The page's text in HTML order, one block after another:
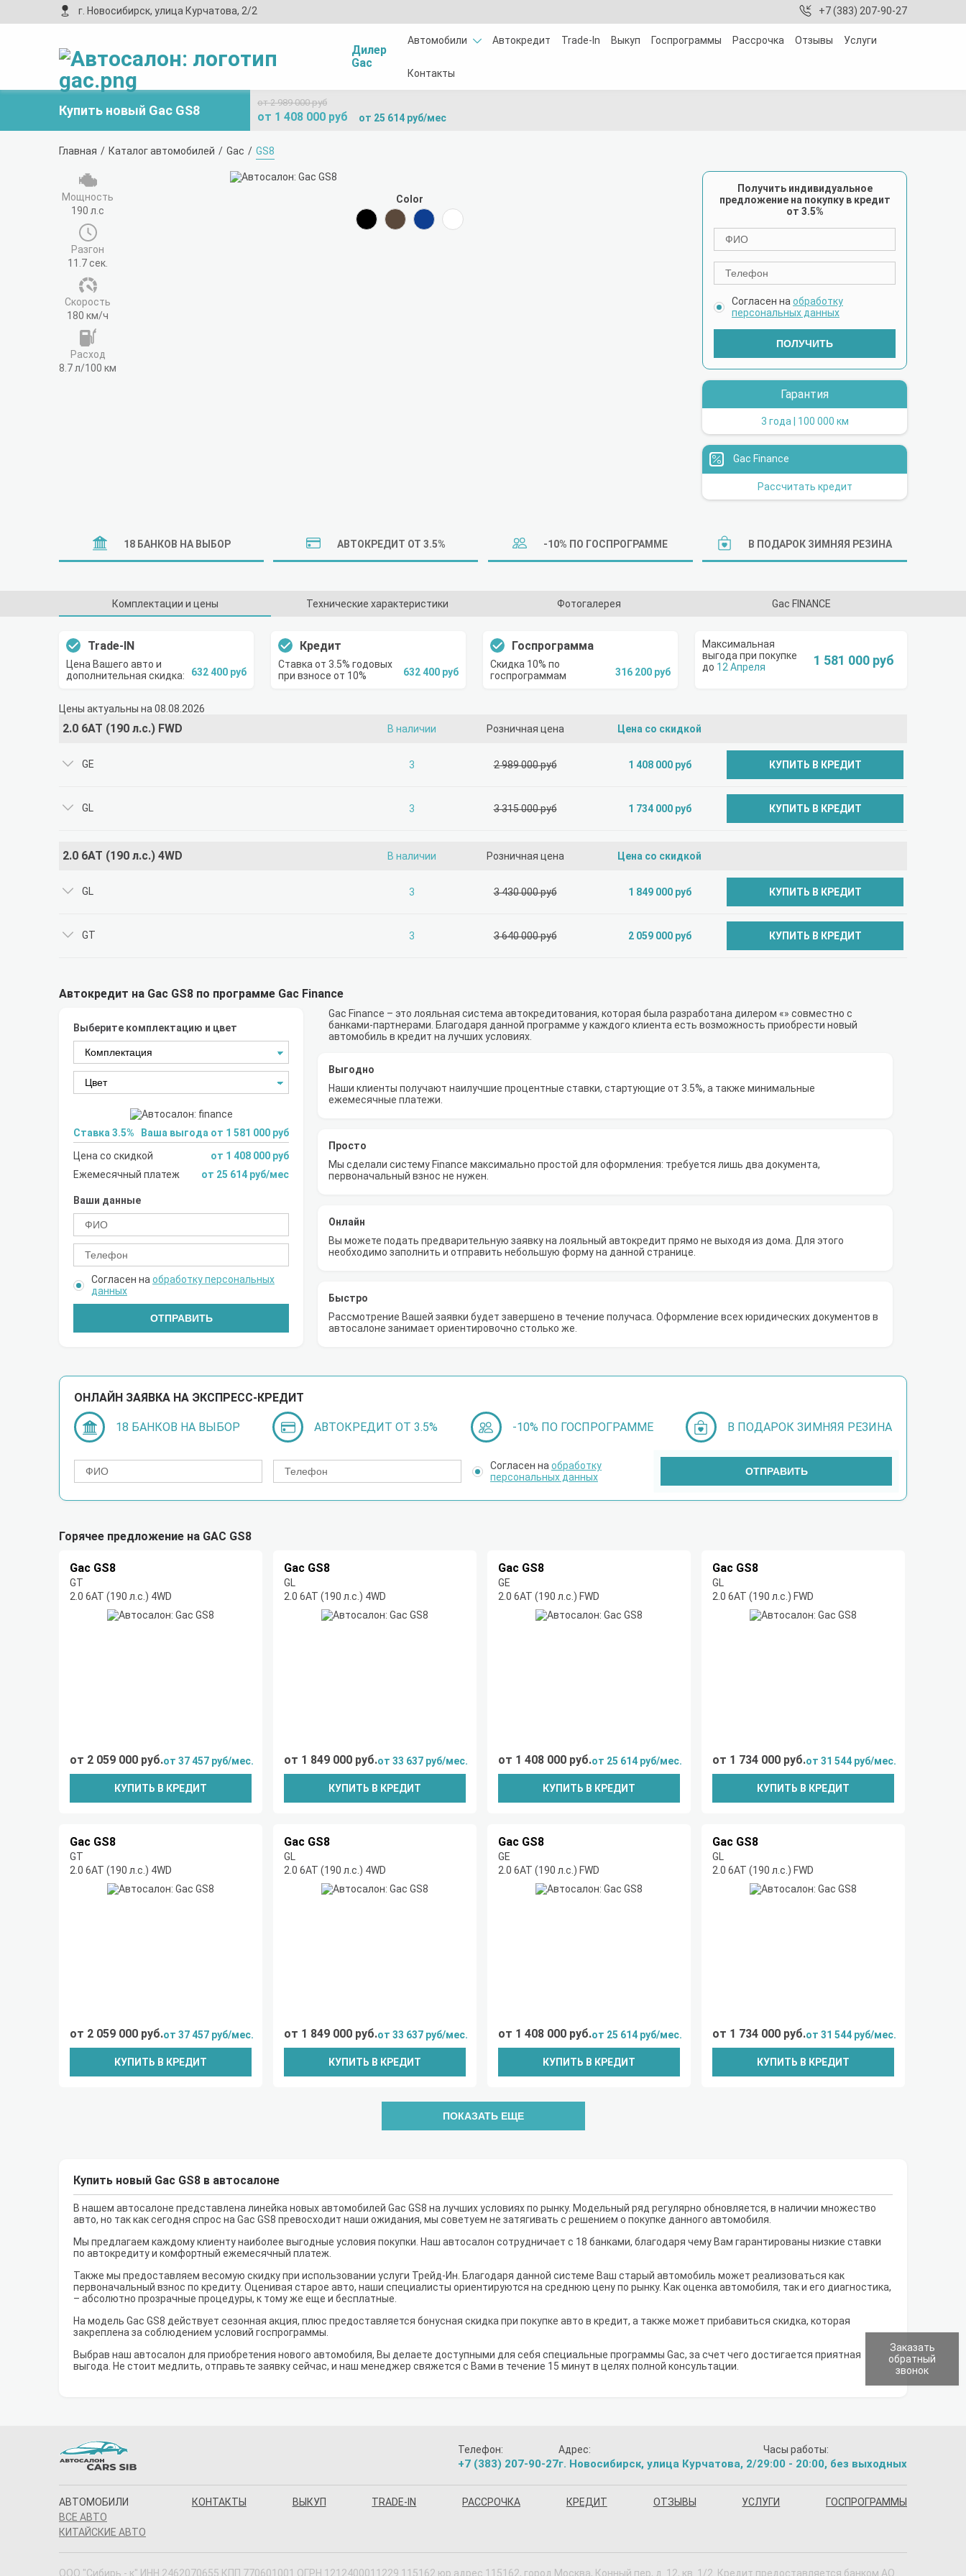
г. Новосибирск, улица Курчатова, 2/2 +7 (383) 207-90-27
Дилер
Gac
Автомобили Автокредит Trade-In Выкуп Госпрограммы Рассрочка Отзывы Услуги
Контакты
Купить новый Gac GS8
от 2 989 000 руб
от 1 408 000 руб от 25 614 руб/мес
Главная Каталог автомобилей Gac GS8
Мощность
190 л.с
Разгон
11.7 сек.
Cкорость
180 км/ч
Расход
8.7 л/100 км
Color
Получить индивидуальное
предложение на покупку в кредит
от 3.5%
Согласен на обработку
персональных данных
ПОЛУЧИТЬ
Гарантия
3 года | 100 000 км
Gac Finance
Рассчитать кредит
18 БАНКОВ НА ВЫБОР АВТОКРЕДИТ ОТ 3.5% -10% ПО ГОСПРОГРАММЕ В ПОДАРОК ЗИМНЯЯ РЕЗИНА
Комплектации и цены Технические характеристики Фотогалерея Gac FINANCE
Trade-IN
Цена Вашего авто и
дополнительная скидка:
632 400 руб
Кредит
Ставка от 3.5% годовых
при взносе от 10%
632 400 руб
Госпрограмма
Скидка 10% по
госпрограммам
316 200 руб 12 Апреля 1 581 000 руб
Цены актуальны на 08.08.2026
2.0 6АТ (190 л.с.) FWD В наличии Розничная цена Цена со скидкой
GE 3 2 989 000 руб 1 408 000 руб КУПИТЬ В КРЕДИТ
GL 3 3 315 000 руб 1 734 000 руб КУПИТЬ В КРЕДИТ
2.0 6АТ (190 л.с.) 4WD В наличии Розничная цена Цена со скидкой
GL 3 3 430 000 руб 1 849 000 руб КУПИТЬ В КРЕДИТ
GT 3 3 640 000 руб 2 059 000 руб КУПИТЬ В КРЕДИТ
Автокредит на Gac GS8 по программе Gac Finance
Выберите комплектацию и цвет
Ставка 3.5%
Ваша выгода от 1 581 000 руб
Цена со скидкой
от 1 408 000 руб
Ежемесячный платеж
от 25 614 руб/мес
Ваши данные
Согласен на обработку персональных
данных
ОТПРАВИТЬ
Gac Finance – это лояльная система автокредитования, которая была разработана дилером «» совместно с
банками-партнерами. Благодаря данной программе у каждого клиента есть возможность приобрести новый
автомобиль в кредит на лучших условиях.
Выгодно
Наши клиенты получают наилучшие процентные ставки, стартующие от 3.5%, а также минимальные
ежемесячные платежи.
Просто
Мы сделали систему Finance максимально простой для оформления: требуется лишь два документа,
первоначальный взнос не нужен.
Онлайн
Вы можете подать предварительную заявку на лояльный автокредит прямо не выходя из дома. Для этого
необходимо заполнить и отправить небольшую форму на данной странице.
Быстро
Рассмотрение Вашей заявки будет завершено в течение получаса. Оформление всех юридических документов в
автосалоне занимает ориентировочно столько же.
ОНЛАЙН ЗАЯВКА НА ЭКСПРЕСС-КРЕДИТ
18 БАНКОВ НА ВЫБОР АВТОКРЕДИТ ОТ 3.5% -10% ПО ГОСПРОГРАММЕ В ПОДАРОК ЗИМНЯЯ РЕЗИНА
Согласен на обработку
персональных данных
ОТПРАВИТЬ
Горячее предложение на GAC GS8
Gac GS8
GT
2.0 6АТ (190 л.с.) 4WD
от 2 059 000 руб.от 37 457 руб/мес.
КУПИТЬ В КРЕДИТ
Gac GS8
GL
2.0 6АТ (190 л.с.) 4WD
от 1 849 000 руб.от 33 637 руб/мес.
КУПИТЬ В КРЕДИТ
Gac GS8
GE
2.0 6АТ (190 л.с.) FWD
от 1 408 000 руб.от 25 614 руб/мес.
КУПИТЬ В КРЕДИТ
Gac GS8
GL
2.0 6АТ (190 л.с.) FWD
от 1 734 000 руб.от 31 544 руб/мес.
КУПИТЬ В КРЕДИТ
Gac GS8
GT
2.0 6АТ (190 л.с.) 4WD
от 2 059 000 руб.от 37 457 руб/мес.
КУПИТЬ В КРЕДИТ
Gac GS8
GL
2.0 6АТ (190 л.с.) 4WD
от 1 849 000 руб.от 33 637 руб/мес.
КУПИТЬ В КРЕДИТ
Gac GS8
GE
2.0 6АТ (190 л.с.) FWD
от 1 408 000 руб.от 25 614 руб/мес.
КУПИТЬ В КРЕДИТ
Gac GS8
GL
2.0 6АТ (190 л.с.) FWD
от 1 734 000 руб.от 31 544 руб/мес.
КУПИТЬ В КРЕДИТ
ПОКАЗАТЬ ЕЩЕ
Купить новый Gac GS8 в автосалоне
В нашем автосалоне представлена линейка новых автомобилей Gac GS8 на лучших условиях по рынку. Модельный ряд регулярно обновляется, в наличии множество
авто, но так как сегодня спрос на Gac GS8 превосходит наши ожидания, мы советуем не затягивать с решением о покупке данного автомобиля.
Мы предлагаем каждому клиенту наиболее выгодные условия покупки. Наш автосалон сотрудничает с 18 банками, благодаря чему Вам гарантированы низкие ставки
по автокредиту и комфортный ежемесячный платеж.
Также мы предоставляем весомую скидку при использовании услуги Трейд-Ин. Благодаря данной системе Ваш старый автомобиль может реализоваться как
первоначальный взнос по кредиту. Оценивая старое авто, наши специалисты ориентируются на среднюю цену по рынку. Как оценка автомобиля, так и его диагностика,
– абсолютно прозрачные процедуры, к тому же еще и бесплатные.
На модель Gac GS8 действует сезонная акция, плюс предоставляется бонусная скидка при покупке авто в кредит, а также может прибавиться скидка, которая
закреплена за соблюдением условий госпрограммы.
Выбрав наш автосалон для приобретения нового автомобиля, Вы делаете доступными для себя специальные программы Gac, за счет чего достигается приятная
выгода. Не стоит медлить, отправьте заявку сейчас, и наш менеджер свяжется с Вами в течение 15 минут в целях полной консультации.
Телефон:
+7 (383) 207-90-27
Адрес:
г. Новосибирск, улица Курчатова, 2/2
Часы работы:
9:00 - 20:00, без выходных
АВТОМОБИЛИ
ВСЕ АВТО
КИТАЙСКИЕ АВТО
КОНТАКТЫ ВЫКУП TRADE-IN РАССРОЧКА КРЕДИТ ОТЗЫВЫ УСЛУГИ ГОСПРОГРАММЫ
ООО "Сибирь - к" ИНН 2462070655 КПП 770601001 ОГРН 1212400011229 115162 юр.адрес 115162, город Москва, Конный пер, д. 12, кв. 1/2. Кредит предоставляется банком АО
Заказать
обратный
звонок